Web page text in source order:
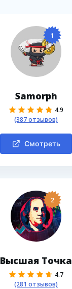
1
Samorph
4.9
(387 отзывов)
Смотреть
2
Высшая Точка
4.7
(281 отзывов)